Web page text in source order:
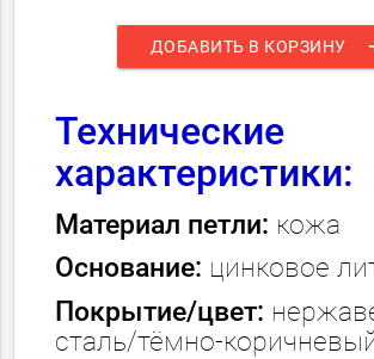
ДОБАВИТЬ В КОРЗИНУ
Технические
характеристики:
Материал петли: кожа
Основание: цинковое
Покрытие/цвет:
сталь/тёмно-